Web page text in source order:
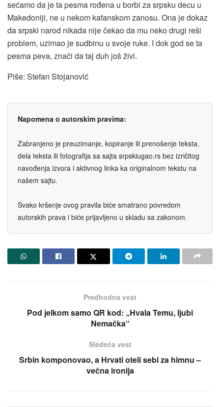
sećamo da je ta pesma rođena u borbi za srpsku decu u
Makedoniji, ne u nekom kafanskom zanosu. Ona je dokaz
da srpski narod nikada nije čekao da mu neko drugi reši
problem, uzimao je sudbinu u svoje ruke. I dok god se ta
pesma peva, znači da taj duh još živi.
Piše: Stefan Stojanović
Napomena o autorskim pravima:
Zabranjeno je preuzimanje, kopiranje ili prenošenje teksta,
dela teksta ili fotografija sa sajta srpskiugao.rs bez izričitog
navođenja izvora i aktivnog linka ka originalnom tekstu na
našem sajtu.
Svako kršenje ovog pravila biće smatrano povredom
autorskih prava i biće prijavljeno u skladu sa zakonom.
Predhodna vest
Pod jelkom samo QR kod: „Hvala Temu, ljubi
Nemačka“
Sledeća vest
Srbin komponovao, a Hrvati oteli sebi za himnu –
večna ironija